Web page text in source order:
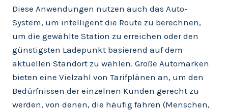
Diese Anwendungen nutzen auch das Auto-
System, um intelligent die Route zu berechnen,
um die gewählte Station zu erreichen oder den
günstigsten Ladepunkt basierend auf dem
aktuellen Standort zu wählen. Große Automarken
bieten eine Vielzahl von Tarifplänen an, um den
Bedürfnissen der einzelnen Kunden gerecht zu
werden, von denen, die häufig fahren (Menschen,